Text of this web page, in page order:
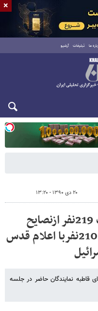
ما تبلیغات آرشیو
۲۰ دی ۱۳۹۰ - ۱۳:۲۰
دوبیانیه در مجلس/حمایت 219نفر ازنصایح
انتخاباتی رهبری/مخالفت 210نفربا اعلام قدس
قاطبه نمایندگان حاضر در جلسه
×